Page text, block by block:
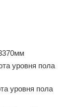
уровня пола
уровня пола